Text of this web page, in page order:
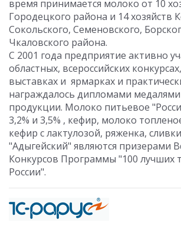
время принимается молоко от 10
Городецкого района и 14 хозяйств
Сокольского, Семеновского,
Чкаловского района.
С 2001 года предприятие активно
областных, всероссийских
выставках и ярмарках и
награждалось дипломами медалями
продукции. Молоко питьевое
3,2% и 3,5% , кефир, молоко
кефир с лактулозой, ряженка,
"Адыгейский" являются призерами
Конкурсов Программы "100 лучших
России".